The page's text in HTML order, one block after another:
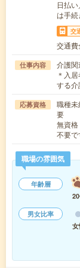
日払
は手続
交
交通
仕事内容
介護関
＊入
する
応募資格
職種未
要
無資
不要
職場の雰囲気
年齢層
男女比率